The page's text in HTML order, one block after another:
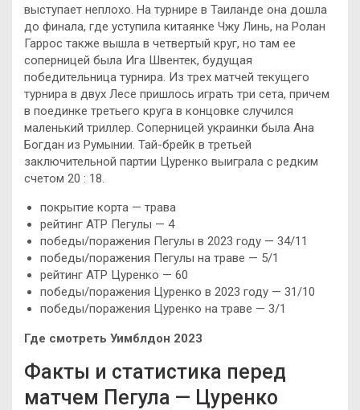
выступает неплохо. На турнире в Таиланде она дошла
до финала, где уступила китаянке Чжу Линь, на Ролан
Гаррос также вышла в четвертый круг, но там ее
соперницей была Ига Швентек, будущая
победительница турнира. Из трех матчей текущего
турнира в двух Лесе пришлось играть три сета, причем
в поединке третьего круга в концовке случился
маленький триллер. Соперницей украинки была Ана
Богдан из Румынии. Тай-брейк в третьей
заключительной партии Цуренко выиграла с редким
счетом 20 : 18.
покрытие корта — трава
рейтинг ATP Пегулы — 4
победы/поражения Пегулы в 2023 году — 34/11
победы/поражения Пегулы на траве — 5/1
рейтинг ATP Цуренко — 60
победы/поражения Цуренко в 2023 году — 31/10
победы/поражения Цуренко на траве — 3/1
Где смотреть Уимблдон 2023
Факты и статистика перед
матчем Пегула — Цуренко